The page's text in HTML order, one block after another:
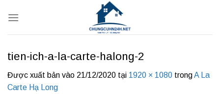
qua
tien-ich-a-la-carte-halong-2
Được xuất bản vào 21/12/2020 tại 1920 × 1080 trongA La
Carte Hạ Long